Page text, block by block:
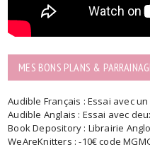
MES BONS PLANS &
Audible Français : Essai avec
Audible Anglais : Essai avec
Book Depository : Librairie
WeAreKnitters : -10€ code